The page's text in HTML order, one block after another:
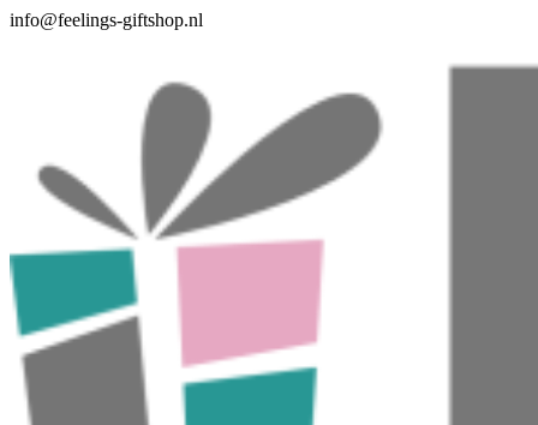
Skip
info@feelings-giftshop.nl